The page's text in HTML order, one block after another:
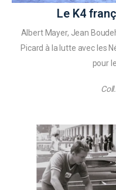
Le K4
Albert Mayer, Jean
Picard à la lutte avec les
pour